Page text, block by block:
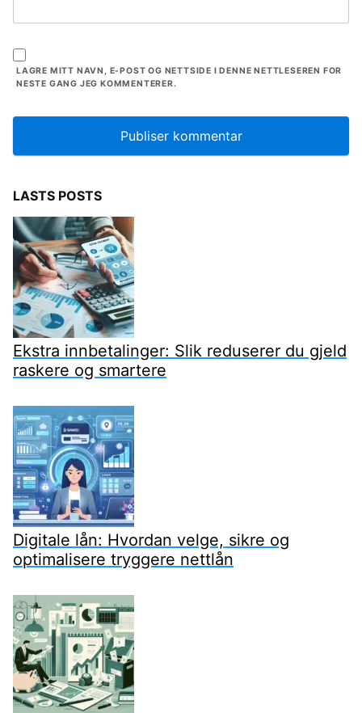
LAGRE MITT NAVN, E-POST OG NETTSIDE I DENNE NETTLESEREN FOR
NESTE GANG JEG KOMMENTERER.
LASTS POSTS
Ekstra innbetalinger: Slik reduserer du gjeld
raskere og smartere
Digitale lån: Hvordan velge, sikre og
optimalisere tryggere nettlån